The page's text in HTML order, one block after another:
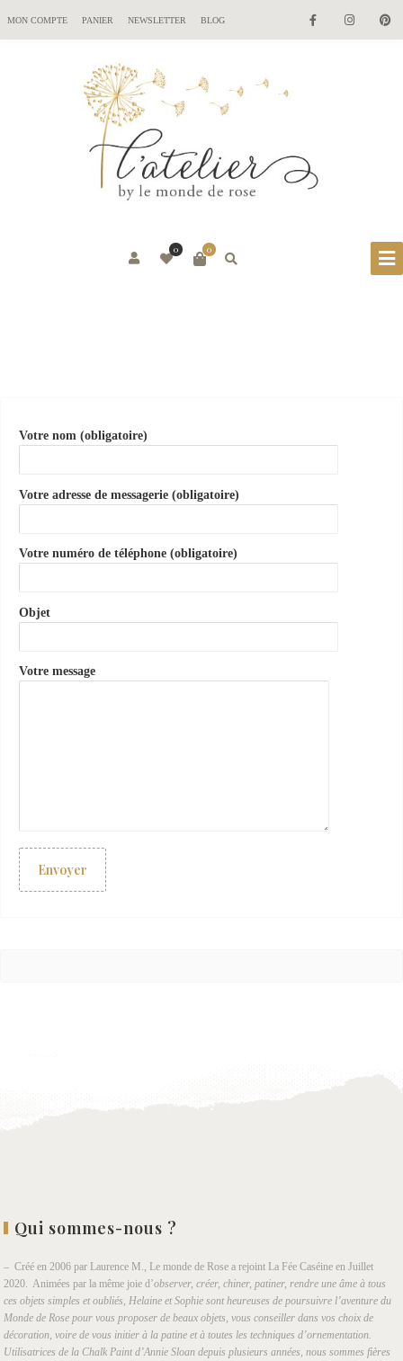
MON COMPTE PANIER NEWSLETTER BLOG
0
0
Votre nom (obligatoire)
Votre adresse de messagerie (obligatoire)
Votre numéro de téléphone (obligatoire)
Objet
Votre message
Qui sommes-nous ?
– Créé en 2006 par Laurence M., Le monde de Rose a rejoint La Fée Caséine en Juillet
2020. Animées par la même joie d’observer, créer, chiner, patiner, rendre une âme à tous
ces objets simples et oubliés, Helaine et Sophie sont heureuses de poursuivre l’aventure du
Monde de Rose pour vous proposer de beaux objets, vous conseiller dans vos choix de
décoration, voire de vous initier à la patine et à toutes les techniques d’ornementation.
Utilisatrices de la Chalk Paint d’Annie Sloan depuis plusieurs années, nous sommes fières